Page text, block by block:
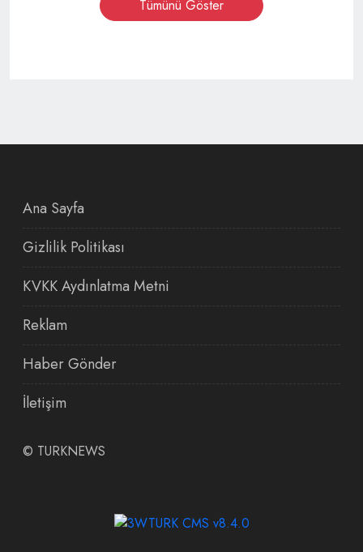
Tümünü Göster
Ana Sayfa
Gizlilik Politikası
KVKK Aydınlatma Metni
Reklam
Haber Gönder
İletişim
© TURKNEWS